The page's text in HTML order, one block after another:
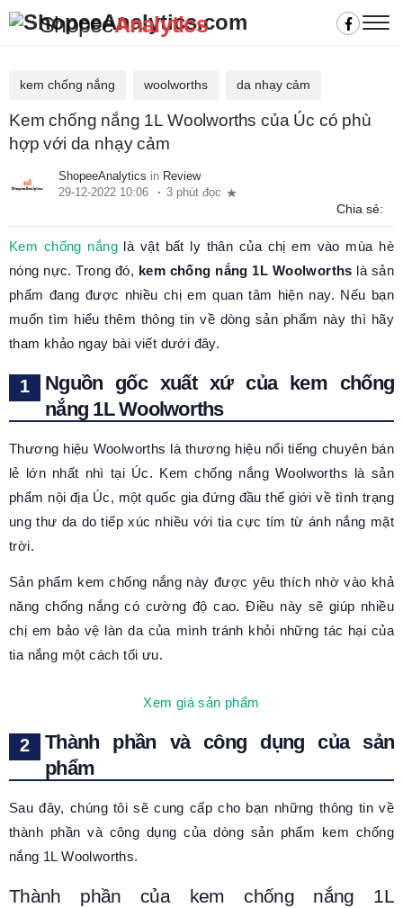
ShopeeAnalytics
kem chống nắng woolworths da nhạy cảm
Kem chống nắng 1L Woolworths của Úc có phù
hợp với da nhạy cảm
ShopeeAnalytics in Review
29-12-2022 10:06
3 phút đọc
Chia sẻ:
Kem chống nắnglà vật bất ly thân của chị em vào mùa hè
nóng nực. Trong đó, kem chống nắng 1L Woolworths là sản
phẩm đang được nhiều chị em quan tâm hiện nay. Nếu bạn
muốn tìm hiểu thêm thông tin về dòng sản phẩm này thì hãy
tham khảo ngay bài viết dưới đây.
Nguồn gốc xuất xứ của kem chống
nắng 1L Woolworths
Thương hiệu Woolworths là thương hiệu nổi tiếng chuyên bán
lẻ lớn nhất nhì tại Úc. Kem chống nắng Woolworths là sản
phẩm nội địa Úc, một quốc gia đứng đầu thế giới về tình trạng
ung thư da do tiếp xúc nhiều với tia cực tím từ ánh nắng mặt
trời.
Sản phẩm kem chống nắng này được yêu thích nhờ vào khả
năng chống nắng có cường độ cao. Điều này sẽ giúp nhiều
chị em bảo vệ làn da của mình tránh khỏi những tác hại của
tia nắng một cách tối ưu.
Xem giá sản phẩm
Thành phần và công dụng của sản
phẩm
Sau đây, chúng tôi sẽ cung cấp cho bạn những thông tin về
thành phần và công dụng của dòng sản phẩm kem chống
nắng 1L Woolworths.
Thành phần của kem chống nắng 1L